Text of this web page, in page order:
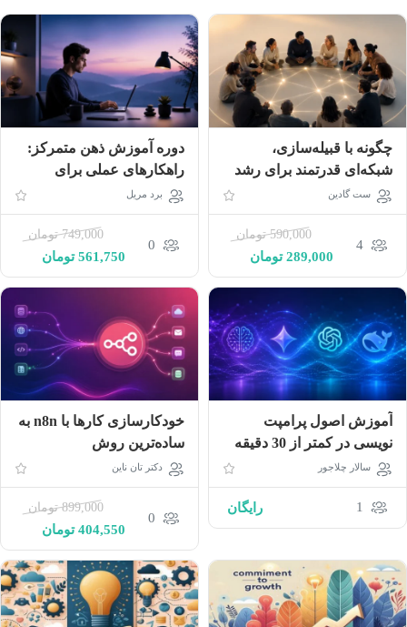
چگونه با قبیله‌سازی،
شبکه‌ای قدرتمند برای رشد
کسب‌وکار و زندگی بسازیم؟
(دوبله فارسی)
ست گادین
4
590,000 تومان
289,000 تومان
دوره آموزش ذهن متمرکز:
راهکارهای عملی برای
افزایش بهره‌وری (دوبله
اختصاصی)
برد مریل
0
749,000 تومان
561,750 تومان
آموزش اصول پرامپت
نویسی در کمتر از 30 دقیقه
سالار چلاجور
1 رایگان
خودکارسازی کارها با n8n به
ساده‌ترین روش
دکتر تان ناین
0
899,000 تومان
404,550 تومان